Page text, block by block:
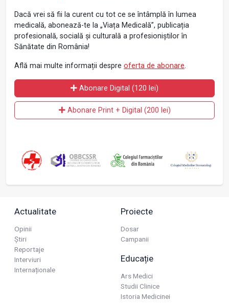
Dacă vrei să fii la curent cu tot ce se întâmplă în lumea
medicală, abonează-te la „Viața Medicală”, publicația
profesională, socială și culturală a profesioniștilor în
Sănătate din România!
Află mai multe informații despre oferta de abonare.
Abonare Digital (120 lei)
Abonare Print + Digital (200 lei)
Actualitate
Opinii
Știri
Reportaje
Interviuri
Internaționale
Proiecte
Dosar
Campanii
Educație
Ars Medici
Studii Clinice
Istoria Medicinei